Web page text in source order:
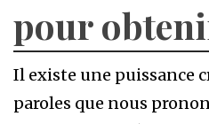
pour
Il existe une puissance
paroles que nous